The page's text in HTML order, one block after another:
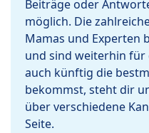
Beiträge oder
möglich. Die
Mamas und Experten
und sind weiterhin für
auch künftig die
bekommst, steht dir
über verschiedene
Seite.